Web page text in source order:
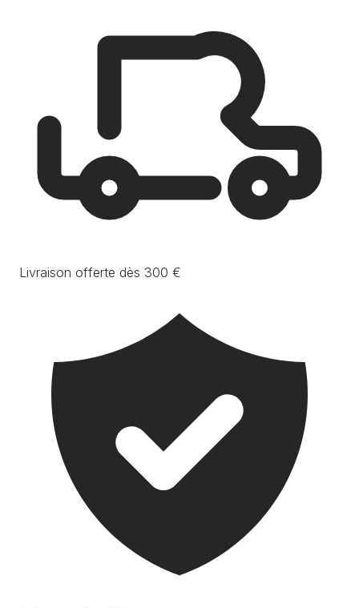
Livraison offerte dès 300 €